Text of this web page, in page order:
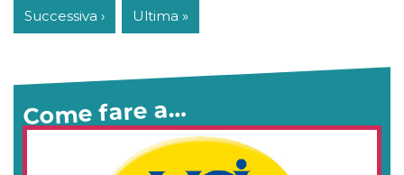
Successiva › Ultima »
Come fare a…